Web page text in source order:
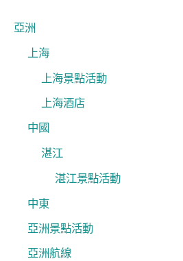
字
亞洲
上海
上海景點活動
上海酒店
中國
湛江
湛江景點活動
中東
亞洲景點活動
亞洲航線